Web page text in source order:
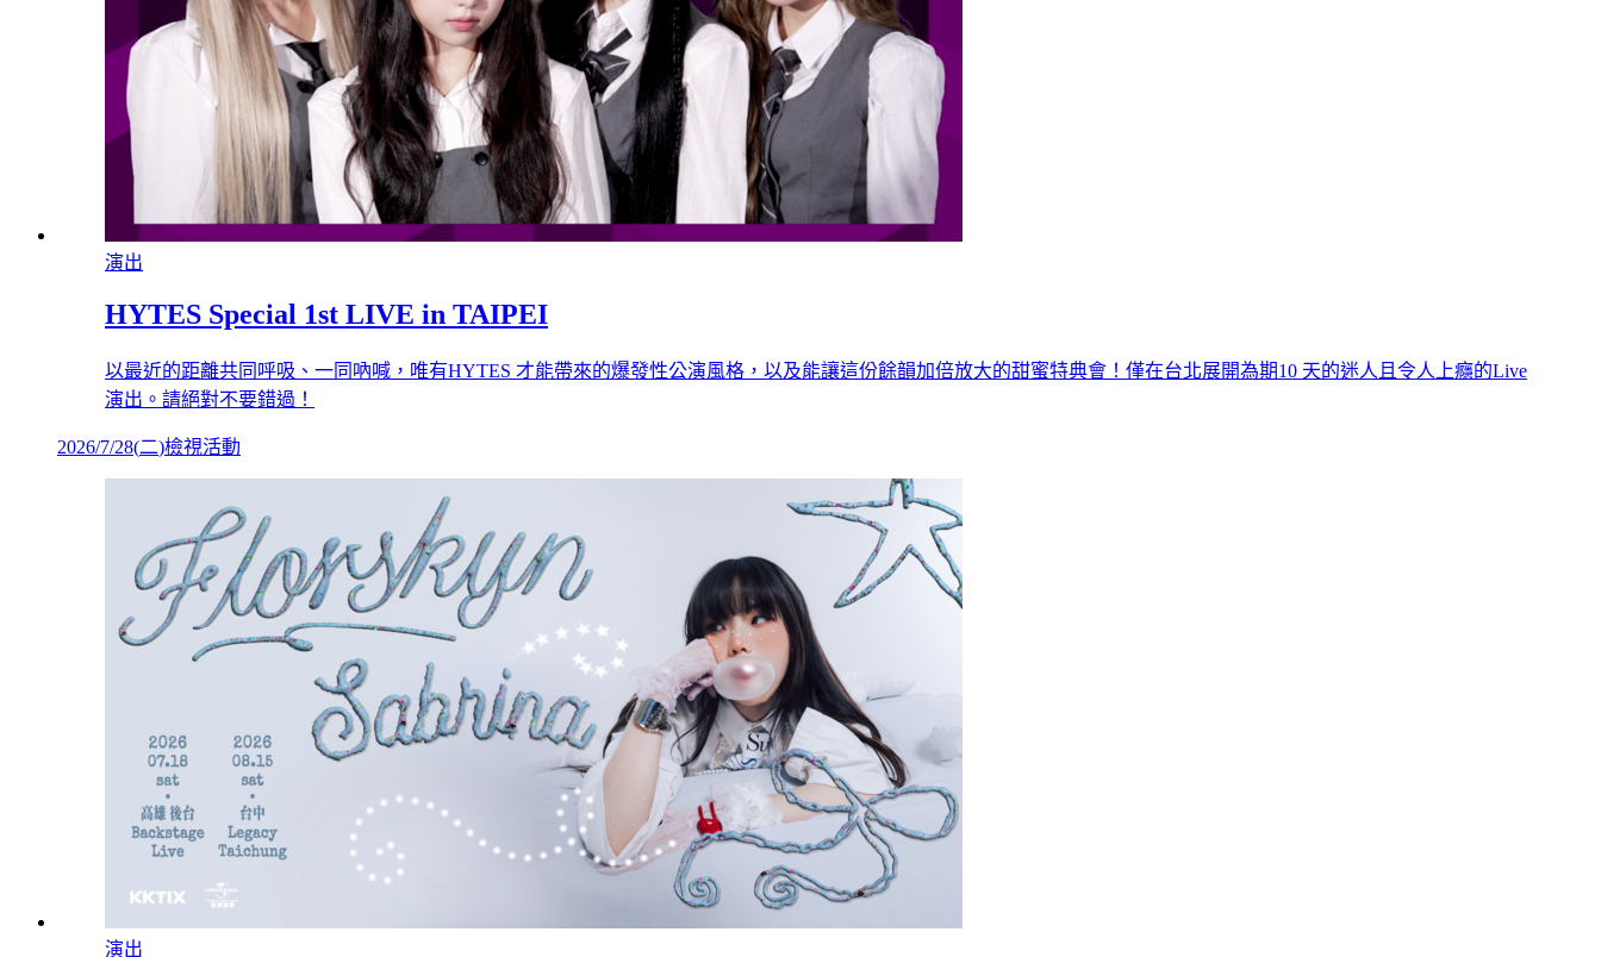
演出
HYTES Special 1st LIVE in TAIPEI
以最近的距離共同呼吸、一同吶喊，唯有HYTES 才能帶來的爆發性公演風格，以及能讓這份餘韻加倍放大的甜蜜特典會！僅在台北展開為期10 天的迷人且令人上癮的Live
演出。請絕對不要錯過！
2026/7/28(二)檢視活動
演出